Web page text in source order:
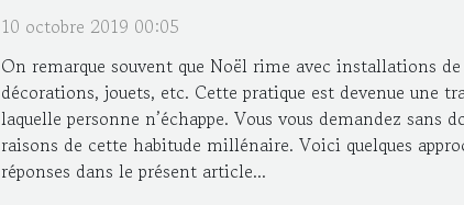
10 octobre 2019 00:05
On remarque souvent que Noël rime avec installations de
décorations, jouets, etc. Cette pratique est devenue une
laquelle personne n’échappe. Vous vous demandez sans
raisons de cette habitude millénaire. Voici quelques
réponses dans le présent article...